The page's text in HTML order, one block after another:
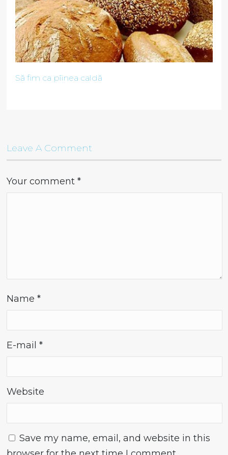
Să fim ca pîinea caldă
Leave A Comment
Your comment*
Name*
E-mail*
Website
Save my name, email, and website in this